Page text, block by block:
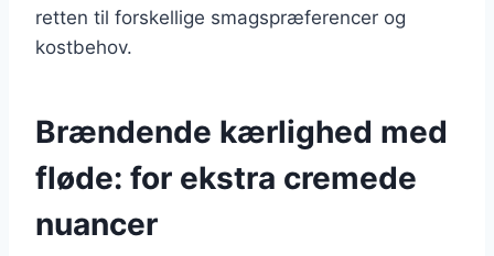
retten til forskellige smagspræferencer og
kostbehov.
Brændende kærlighed med
fløde: for ekstra cremede
nuancer